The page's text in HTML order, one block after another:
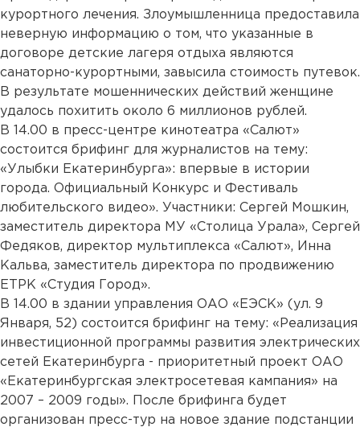
курортного лечения. Злоумышленница предоставила
неверную информацию о том, что указанные в
договоре детские лагеря отдыха являются
санаторно-курортными, завысила стоимость путевок.
В результате мошеннических действий женщине
удалось похитить около 6 миллионов рублей.
В 14.00 в пресс-центре кинотеатра «Салют»
состоится брифинг для журналистов на тему:
«Улыбки Екатеринбурга»: впервые в истории
города. Официальный Конкурс и Фестиваль
любительского видео». Участники: Сергей Мошкин,
заместитель директора МУ «Столица Урала», Сергей
Федяков, директор мультиплекса «Салют», Инна
Кальва, заместитель директора по продвижению
ЕТРК «Студия Город».
В 14.00 в здании управления ОАО «ЕЭСК» (ул. 9
Января, 52) состоится брифинг на тему: «Реализация
инвестиционной программы развития электрических
сетей Екатеринбурга - приоритетный проект ОАО
«Екатеринбургская электросетевая кампания» на
2007 – 2009 годы». После брифинга будет
организован пресс-тур на новое здание подстанции